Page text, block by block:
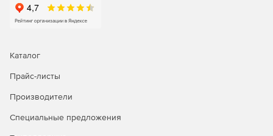
Каталог
Прайс-листы
Производители
Специальные предложения